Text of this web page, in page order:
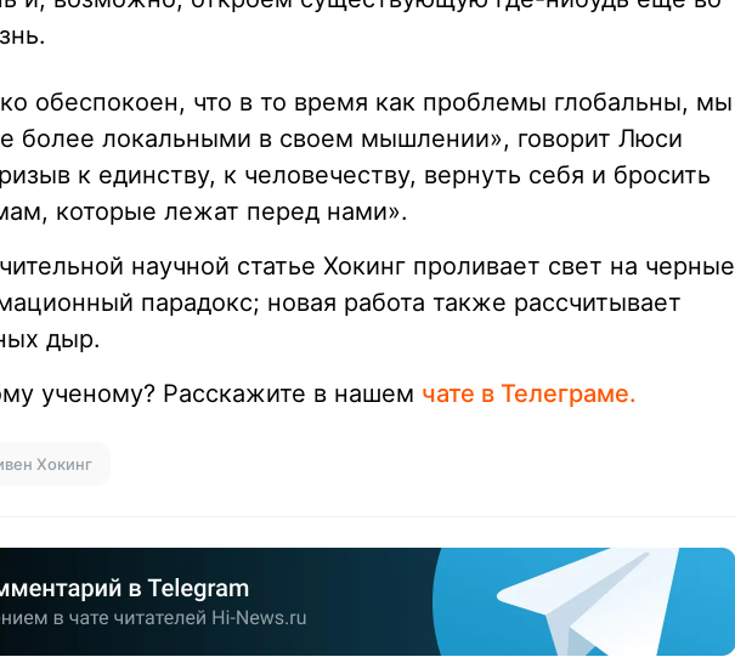
обеспокоен, что в то время как проблемы глобальны, мы
более локальными в своем мышлении», говорит Люси
к единству, к человечеству, вернуть себя и бросить
которые лежат перед нами».
научной статье Хокинг проливает свет на черные
парадокс; новая работа также рассчитывает
дыр.
ученому? Расскажите в нашем чате в Телеграме.
Хокинг